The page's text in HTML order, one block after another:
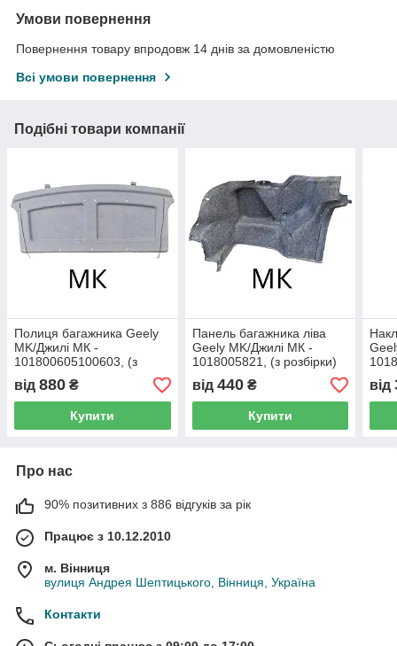
Умови повернення
Повернення товару впродовж 14 днів за домовленістю
Всі умови повернення
Подібні товари компанії
Полиця багажника Geely
MK/Джилі МК -
101800605100603, (з
розбірки)
від 880 ₴
Купити
Панель багажника ліва
Geely MK/Джилі МК -
1018005821, (з розбірки)
від 440₴
Купити
від
Про нас
90% позитивних з 886 відгуків за рік
Працює з 10.12.2010
м. Вінниця
вулиця Андрея Шептицького, Вінниця, Україна
Контакти